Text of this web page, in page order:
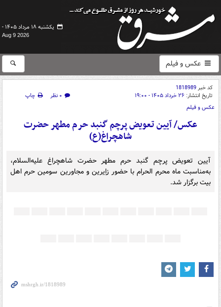
یکشنبه ۱۸ مرداد ۱۴۰۵ -
Aug 9 2026
عکس و فیلم
کد خبر1818989
تاریخ انتشار: ۲۶ خرداد ۱۴۰۵ - ۱۹:۰۰ ۰ نظر
چاپ
عکس و فیلم
عکس/ آیین تعویض پرچم گنبد حرم مطهر حضرت
شاهچراغ(ع)
آیین تعویض پرچم گنبد حرم مطهر حضرت شاهچراغ علیه‌السلام،
به‌مناسبت ماه محرم الحرام با حضور زاِیرین و مجاورین سومین حرم اهل
بیت برگزار شد.